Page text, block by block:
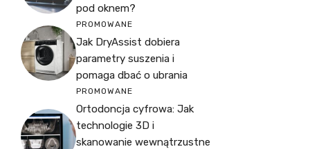
pod oknem?
PROMOWANE
Jak DryAssist dobiera
parametry suszenia i
pomaga dbać o ubrania
PROMOWANE
Ortodoncja cyfrowa: Jak
technologie 3D i
skanowanie wewnątrzustne